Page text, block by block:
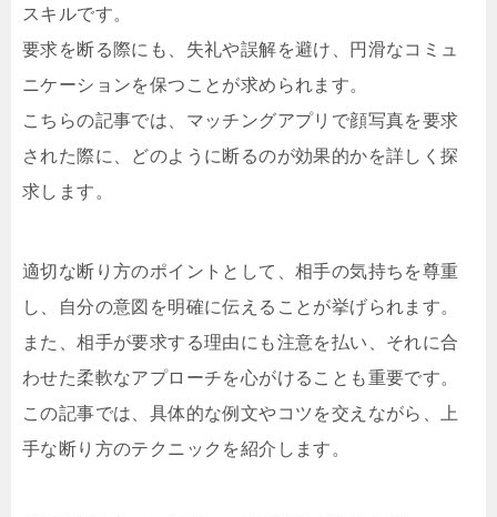
スキルです。
要求を断る際にも、失礼や誤解を避け、円滑なコミュ
ニケーションを保つことが求められます。
こちらの記事では、マッチングアプリで顔写真を要求
された際に、どのように断るのが効果的かを詳しく探
求します。
適切な断り方のポイントとして、相手の気持ちを尊重
し、自分の意図を明確に伝えることが挙げられます。
また、相手が要求する理由にも注意を払い、それに合
わせた柔軟なアプローチを心がけることも重要です。
この記事では、具体的な例文やコツを交えながら、上
手な断り方のテクニックを紹介します。